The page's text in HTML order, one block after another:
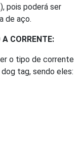
pois poderá ser
de aço.
CORRENTE:
o tipo de corrente
tag, sendo eles: